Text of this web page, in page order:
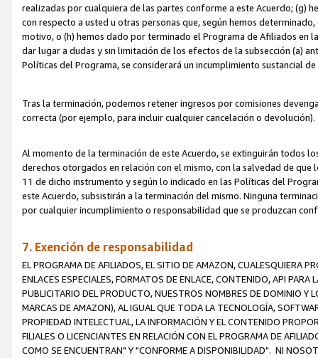
realizadas por cualquiera de las partes conforme a este Acuerdo; (g)
con respecto a usted u otras personas que, según hemos
motivo, o (h) hemos dado por terminado el Programa de Afiliados en
dar lugar a dudas y sin limitación de los efectos de la subsección (a)
Políticas del Programa, se considerará un incumplimiento sustancial
Tras la terminación, podemos retener ingresos por comisiones
correcta (por ejemplo, para incluir cualquier cancelación o devolución).
Al momento de la terminación de este Acuerdo, se extinguirán todos
derechos otorgados en relación con el mismo, con la salvedad de
11 de dicho instrumento y según lo indicado en las Políticas del
este Acuerdo, subsistirán a la terminación del mismo. Ninguna
por cualquier incumplimiento o responsabilidad que se produzcan
7. Exención de responsabilidad
EL PROGRAMA DE AFILIADOS, EL SITIO DE AMAZON, CUALESQUIERA
ENLACES ESPECIALES, FORMATOS DE ENLACE, CONTENIDO, API
PUBLICITARIO DEL PRODUCTO, NUESTROS NOMBRES DE DOMINIO Y
MARCAS DE AMAZON), AL IGUAL QUE TODA LA TECNOLOGÍA,
PROPIEDAD INTELECTUAL, LA INFORMACIÓN Y EL CONTENIDO
FILIALES O LICENCIANTES EN RELACIÓN CON EL PROGRAMA DE
COMO SE ENCUENTRAN" Y "CONFORME A DISPONIBILIDAD". NI